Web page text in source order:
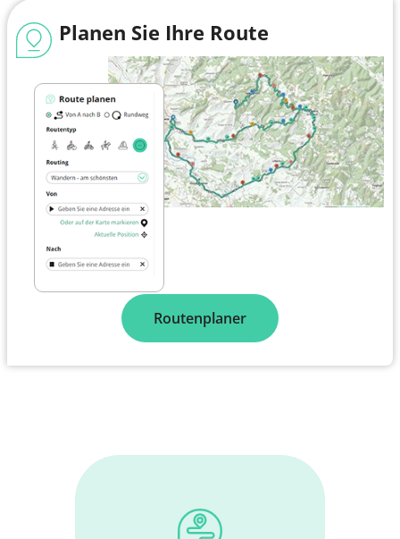
Planen Sie Ihre Route
Routenplaner